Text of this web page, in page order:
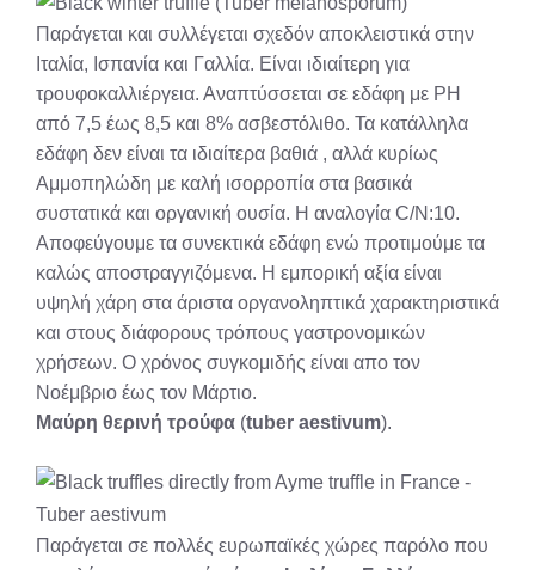
Παράγεται και συλλέγεται σχεδόν αποκλειστικά στην
Ιταλία, Ισπανία και Γαλλία. Είναι ιδιαίτερη για
τρουφοκαλλιέργεια. Αναπτύσσεται σε εδάφη με ΡΗ
από 7,5 έως 8,5 και 8% ασβεστόλιθο. Τα κατάλληλα
εδάφη δεν είναι τα ιδιαίτερα βαθιά , αλλά κυρίως
Αμμοπηλώδη με καλή ισορροπία στα βασικά
συστατικά και οργανική ουσία. Η αναλογία C/N:10.
Αποφεύγουμε τα συνεκτικά εδάφη ενώ προτιμούμε τα
καλώς αποστραγγιζόμενα. Η εμπορική αξία είναι
υψηλή χάρη στα άριστα οργανοληπτικά χαρακτηριστικά
και στους διάφορους τρόπους γαστρονομικών
χρήσεων. Ο χρόνος συγκομιδής είναι απο τον
Νοέμβριο έως τον Μάρτιο.
Μαύρη θερινή τρούφα (tuber aestivum).
Παράγεται σε πολλές ευρωπαϊκές χώρες παρόλο που